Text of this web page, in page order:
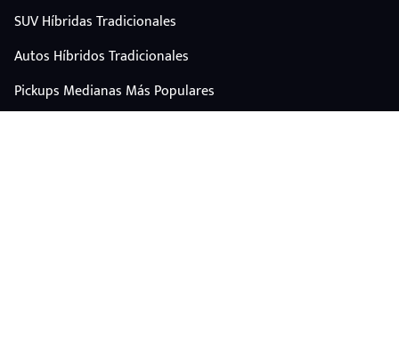
SUV Híbridas Tradicionales
Autos Híbridos Tradicionales
Pickups Medianas Más Populares